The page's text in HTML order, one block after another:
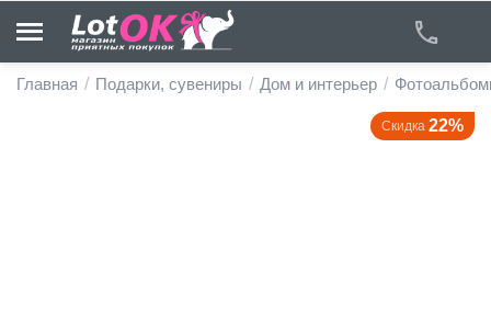
Главная / Подарки, сувениры / Дом и интерьер /
Скидка 22%